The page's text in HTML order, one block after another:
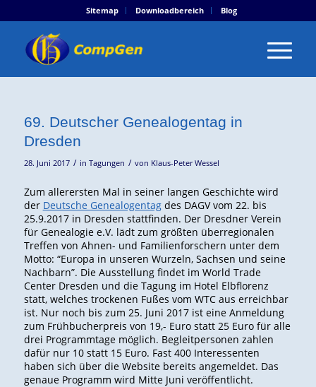
Sitemap Downloadbereich Blog
69. Deutscher Genealogentag in
Dresden
28. Juni 2017 / in Tagungen / von Klaus-Peter Wessel
Zum allerersten Mal in seiner langen Geschichte wird
der Deutsche Genealogentagdes DAGV vom 22. bis
25.9.2017 in Dresden stattfinden. Der Dresdner Verein
für Genealogie e.V. lädt zum größten überregionalen
Treffen von Ahnen- und Familienforschern unter dem
Motto: “Europa in unseren Wurzeln, Sachsen und seine
Nachbarn”. Die Ausstellung findet im World Trade
Center Dresden und die Tagung im Hotel Elbflorenz
statt, welches trockenen Fußes vom WTC aus erreichbar
ist. Nur noch bis zum 25. Juni 2017 ist eine Anmeldung
zum Frühbucherpreis von 19,- Euro statt 25 Euro für alle
drei Programmtage möglich. Begleitpersonen zahlen
dafür nur 10 statt 15 Euro. Fast 400 Interessenten
haben sich über die Website bereits angemeldet. Das
genaue Programm wird Mitte Juni veröffentlicht.